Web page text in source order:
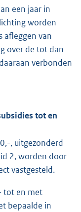
een jaar in
worden
afleggen van
over de tot dan
verbonden
tot en
, uitgezonderd
2, worden door
vastgesteld.
tot en met
bepaalde in